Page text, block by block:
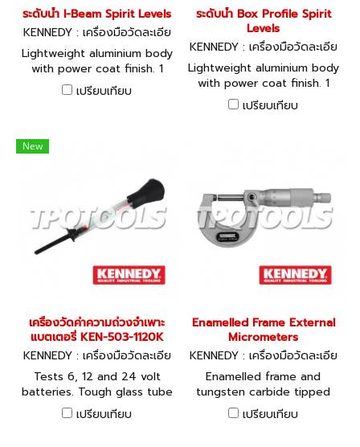
ระดับน้ำ I-Beam Spirit Levels
KENNEDY : เครื่องมือวัดละเอีย
ด KEN-510-3620K, KEN-510-
3660K, KEN-510-3740K, KE
N-510-3860K, KEN-510-390
0K, KEN-510-3980K
Lightweight aluminium body
with power coat finish. 1
horizontal, 2 plumb vials.
Shock absorbng end caps.
Beam structure makes it
sale for ease of marking
เปรียบเทียบ
ระดับน้ำ Box Profile Spirit
Levels
KENNEDY : เครื่องมือวัดละเอีย
ด KEN-510-4240K, KEN-510
-4360K, KEN-510-4400K, K
EN-510-4480K, KEN-510-46
00K
Lightweight aluminium body
with power coat finish. 1
horizontal, 2 plumb vials.
Shock absorbng end caps.
เปรียบเทียบ
New
เครื่องวัดค่าความถ่วงจำเพาะ
แบตเตอรี่ KEN-503-1120K
KENNEDY : เครื่องมือวัดละเอีย
ด KEN-503-1120K
Tests 6, 12 and 24 volt
batteries. Tough glass tube
construction with colour
coded float for easy
เปรียบเทียบ
Enamelled Frame External
Micrometers
KENNEDY : เครื่องมือวัดละเอีย
ด
Enamelled frame and
tungsten carbide tipped
anvils. Manufactured to BS
870.
เปรียบเทียบ